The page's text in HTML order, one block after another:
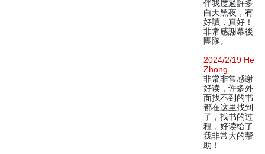
伴我度過許多
白天黑夜，有
好讀，真好！
非常感謝幕後
團隊。
2024/2/19 He
Zhong
非常非常感谢
好读，许多外
面找不到的书
都在这里找到
了，找书的过
程，好读给了
我非常大的帮
助！